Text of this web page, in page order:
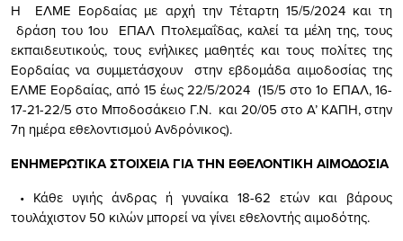
Η ΕΛΜΕ Εορδαίας με αρχή την Τέταρτη 15/5/2024 και τη
δράση του 1ου ΕΠΑΛ Πτολεμαΐδας, καλεί τα μέλη της, τους
εκπαιδευτικούς, τους ενήλικες μαθητές και τους πολίτες της
Εορδαίας να συμμετάσχουν στην εβδομάδα αιμοδοσίας της
ΕΛΜΕ Εορδαίας, από 15 έως 22/5/2024 (15/5 στο 1ο ΕΠΑΛ, 16-
17-21-22/5 στο Μποδοσάκειο Γ.Ν. και 20/05 στο Α’ ΚΑΠΗ, στην
7η ημέρα εθελοντισμού Ανδρόνικος).
ΕΝΗΜΕΡΩΤΙΚΑ ΣΤΟΙΧΕΙΑ ΓΙΑ ΤΗΝ ΕΘΕΛΟΝΤΙΚΗ ΑΙΜΟΔΟΣΙΑ
• Κάθε υγιής άνδρας ή γυναίκα 18-62 ετών και βάρους
τουλάχιστον 50 κιλών μπορεί να γίνει εθελοντής αιμοδότης.